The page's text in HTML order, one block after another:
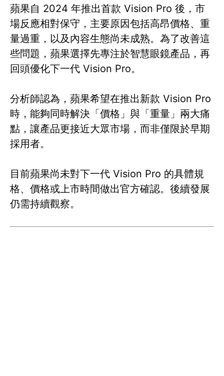
蘋果自 2024 年推出首款 Vision Pro 後，市
場反應相對保守，主要原因包括高昂價格、重
量過重，以及內容生態尚未成熟。為了改善這
些問題，蘋果選擇先專注於智慧眼鏡產品，再
回頭優化下一代 Vision Pro。
分析師認為，蘋果希望在推出新款 Vision Pro
時，能夠同時解決「價格」與「重量」兩大痛
點，讓產品更接近大眾市場，而非僅限於早期
採用者。
目前蘋果尚未對下一代 Vision Pro 的具體規
格、價格或上市時間做出官方確認。後續發展
仍需持續觀察。